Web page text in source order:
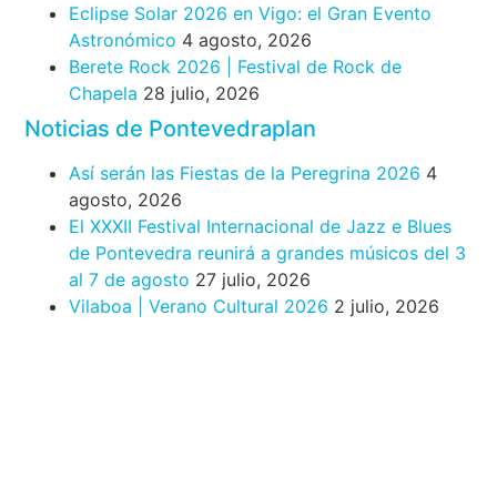
Eclipse Solar 2026 en Vigo: el Gran Evento
Astronómico 4 agosto, 2026
Berete Rock 2026 | Festival de Rock de
Chapela 28 julio, 2026
Noticias de Pontevedraplan
Así serán las Fiestas de la Peregrina 2026 4
agosto, 2026
El XXXII Festival Internacional de Jazz e Blues
de Pontevedra reunirá a grandes músicos del 3
al 7 de agosto 27 julio, 2026
Vilaboa | Verano Cultural 2026 2 julio, 2026